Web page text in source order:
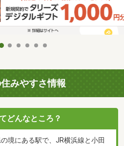
みやすさ情報
どんなところ？
境にある駅で、JR横浜線と小田